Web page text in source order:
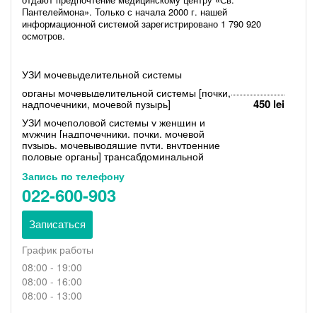
Пантелеймона». Только с начала 2000 г. нашей
информационной системой зарегистрировано 1 790 920
осмотров.
благодаря кропотливому каждодневному труду, в основе
работы врачей которого лежат высочайший
профессионализм и уважение к пациентам.
Спектр услуг нашей клиники без преувеличения является
универсальным: стоматология, терапия, педиатрия,
ультразвуковая диагностика, урология и гинекология,
лабораторная диагностика, неврология и психотерапия,
отоларингология, кардиология, ревматология, ортопедия и
кабинеты врачей семейной медицины и других
специалистов.
Врачи Медицинского центра — это
высококвалифицированные, опытные сотрудники,
специалисты вышей категории, кандидаты и доктора
медицинских наук.
Медцентр может предложить Вам проделать процедуру
УЗИ, ФГС, электрокардиограмму, массаж, физиолечение,
гастроскопию, колоноскопию и прочие процедуры.
Наш процедурный кабинет работает без выходных.
УЗИ мочевыделительной системы
органы мочевыделительной системы [почки,
надпочечники, мочевой пузырь]
450 lei
УЗИ мочеполовой системы у женщин и
мужчин [надпочечники, почки, мочевой
пузырь, мочевыводящие пути, внутренние
половые органы] трансабдоминальной
Запись по телефону
022-600-903
Записаться
График работы
08:00 - 19:00
08:00 - 16:00
08:00 - 13:00